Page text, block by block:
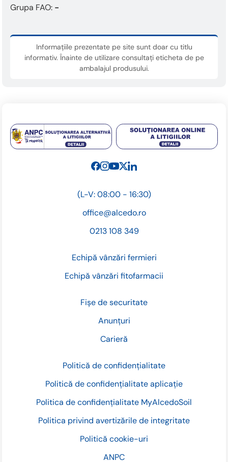
Grupa FAO: -
Informațiile prezentate pe site sunt doar cu titlu
informativ. Înainte de utilizare consultați eticheta de pe
ambalajul produsului.
Fișe de securitate
Anunțuri
Carieră
Politică de confidențialitate
Politică de confidențialitate aplicație
Politica de confidențialitate MyAlcedoSoil
Politica privind avertizările de integritate
Politică cookie-uri
ANPC
(L-V: 08:00 - 16:30)
office@alcedo.ro
0213 108 349
Echipă vânzări fermieri
Echipă vânzări fitofarmacii